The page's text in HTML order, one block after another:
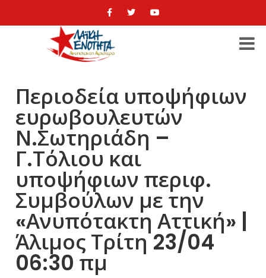
Περιοδεία υποψήφιων
ευρωβουλευτών
Ν.Σωτηριάδη –
Γ.Τόλιου και
υποψήφιων περιφ.
Συμβούλων με την
«Ανυπότακτη Αττική» |
Άλιμος Τρίτη 23/04
06:30 πμ